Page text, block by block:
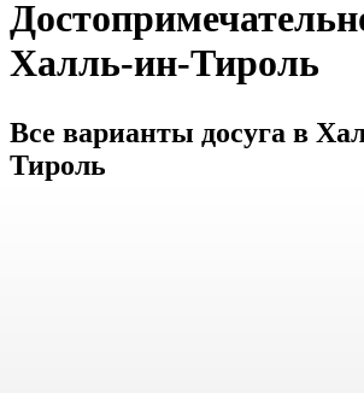
Халль-ин-Тироль
Все варианты досуга в
Тироль